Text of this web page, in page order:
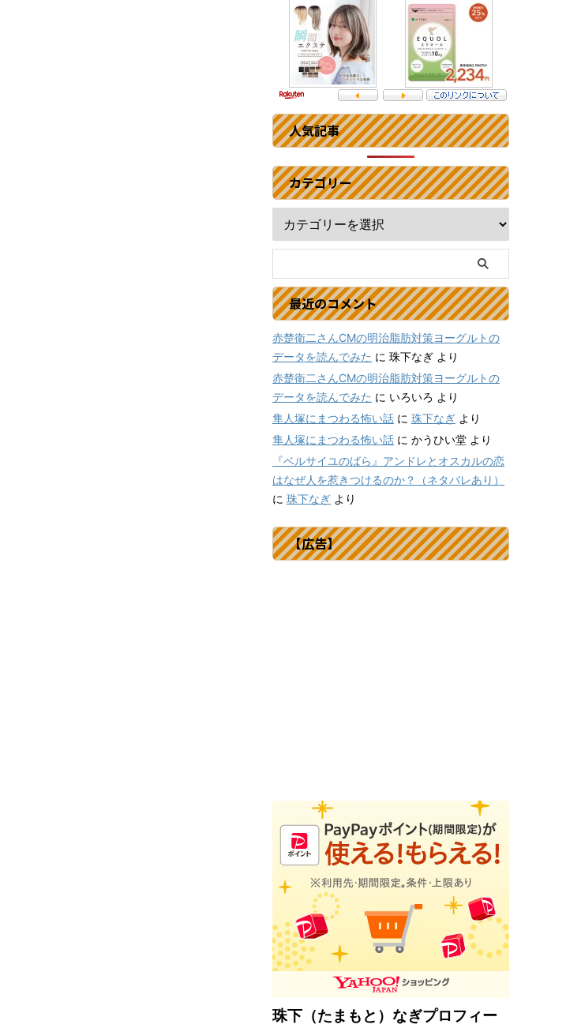
人気記事
カテゴリー
最近のコメント
赤楚衛二さんCMの明治脂肪対策ヨーグルトの
データを読んでみた に 珠下なぎ より
赤楚衛二さんCMの明治脂肪対策ヨーグルトの
データを読んでみた に いろいろ より
隼人塚にまつわる怖い話 に 珠下なぎ より
隼人塚にまつわる怖い話 に かうひい堂 より
『ベルサイユのばら』アンドレとオスカルの恋
はなぜ人を惹きつけるのか？（ネタバレあり）
に 珠下なぎ より
【広告】
珠下（たまもと）なぎプロフィー